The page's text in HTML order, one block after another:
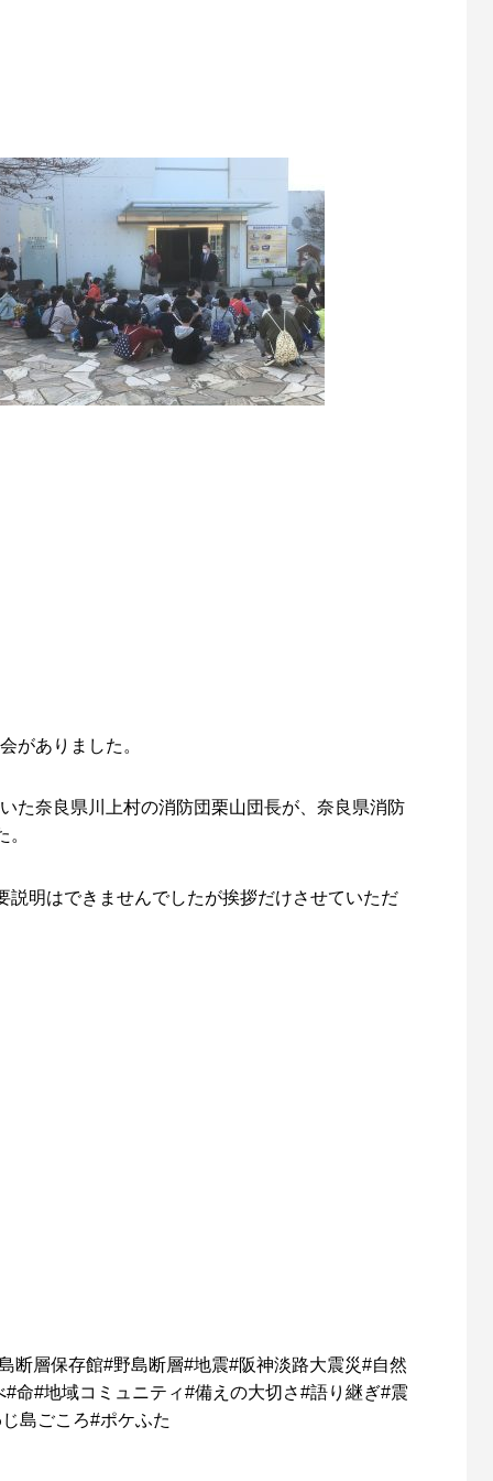
がありました。
た奈良県川上村の消防団栗山団長が、奈良県消防
明はできませんでしたが挨拶だけさせていただ
断層保存館#野島断層#地震#阪神淡路大震災#自然
#命#地域コミュニティ#備えの大切さ#語り継ぎ#震
島ごころ#ポケふた